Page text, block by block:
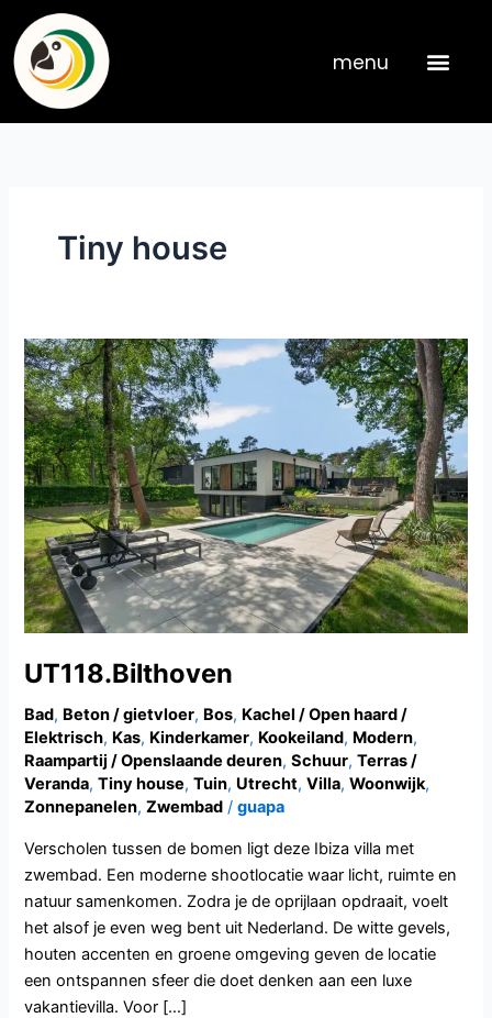
content
menu
Tiny house
UT118.Bilthoven
Bad, Beton / gietvloer, Bos, Kachel / Open haard /
Elektrisch, Kas, Kinderkamer, Kookeiland, Modern,
Raampartij / Openslaande deuren,Schuur,Terras /
Veranda,Tiny house,Tuin, Utrecht,Villa,Woonwijk,
Zonnepanelen,Zwembad /guapa
Verscholen tussen de bomen ligt deze Ibiza villa met
zwembad. Een moderne shootlocatie waar licht, ruimte en
natuur samenkomen. Zodra je de oprijlaan opdraait, voelt
het alsof je even weg bent uit Nederland. De witte gevels,
houten accenten en groene omgeving geven de locatie
een ontspannen sfeer die doet denken aan een luxe
vakantievilla. Voor […]
UT118.Bilthoven